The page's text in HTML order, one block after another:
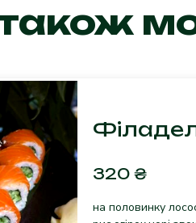
320₴
на половинку